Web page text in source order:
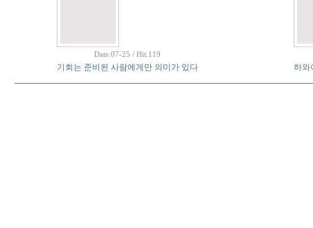
Date.07-25 / Hit.119
기회는 준비된 사람에게만 의미가 있다 하와